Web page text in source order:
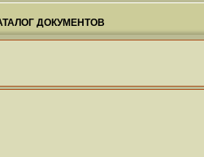
ДОКУМЕНТОВ